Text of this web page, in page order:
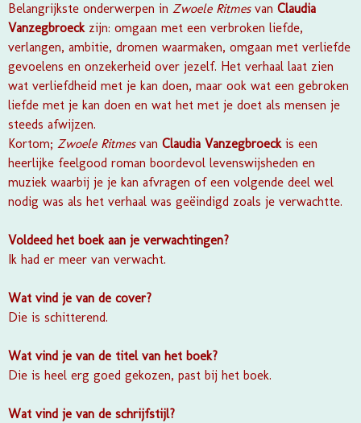
Belangrijkste onderwerpen in Zwoele Ritmes van Claudia
Vanzegbroeckzijn: omgaan met een verbroken liefde,
verlangen, ambitie, dromen waarmaken, omgaan met verliefde
gevoelens en onzekerheid over jezelf. Het verhaal laat zien
wat verliefdheid met je kan doen, maar ook wat een gebroken
liefde met je kan doen en wat het met je doet als mensen je
steeds afwijzen.
Kortom; Zwoele Ritmes van Claudia Vanzegbroeck is een
heerlijke feelgood roman boordevol levenswijsheden en
muziek waarbij je je kan afvragen of een volgende deel wel
nodig was als het verhaal was geëindigd zoals je verwachtte.
Voldeed het boek aan je verwachtingen?
Ik had er meer van verwacht.
Wat vind je van de cover?
Die is schitterend.
Wat vind je van de titel van het boek?
Die is heel erg goed gekozen, past bij het boek.
Wat vind je van de schrijfstijl?